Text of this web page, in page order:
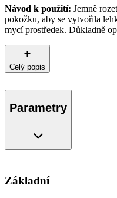
Návod k použití: Jemně
pokožku, aby se vytvořila
mycí prostředek. Důkladně
Celý popis
Parametry
Základní